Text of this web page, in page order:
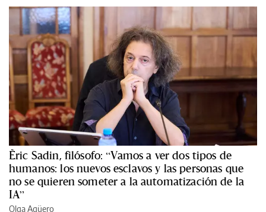
Èric Sadin, filósofo: “Vamos a ver dos tipos de
humanos: los nuevos esclavos y las personas que
no se quieren someter a la automatización de la
IA”
Olga Agüero